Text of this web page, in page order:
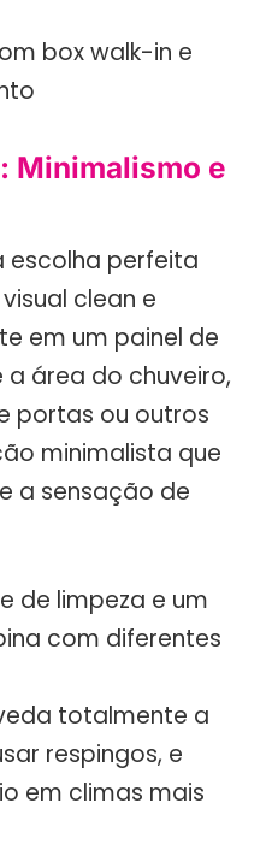
Minimalismo e
escolha perfeita
clean e
em um painel de
área do chuveiro,
portas ou outros
minimalista que
a sensação de
de limpeza e um
com diferentes
totalmente a
respingos, e
em climas mais